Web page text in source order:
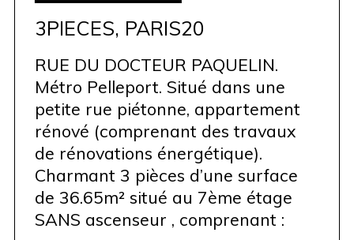
3PIECES, PARIS20
RUE DU DOCTEUR PAQUELIN.
Métro Pelleport. Situé dans une
petite rue piétonne, appartement
rénové (comprenant des travaux
de rénovations énergétique).
Charmant 3 pièces d’une surface
de 36.65m² situé au 7ème étage
SANS ascenseur , comprenant :